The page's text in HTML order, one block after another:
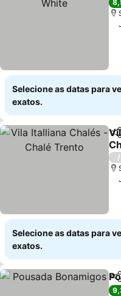
Selecione as datas para
exatos.
/
Selecione as datas para
exatos.